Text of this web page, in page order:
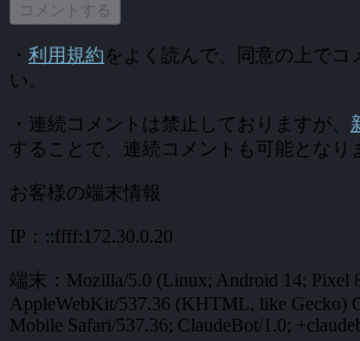
コメントする
・ 利用規約をよく読んで、同意の上でコ
い。
・連続コメントは禁止しておりますが、
することで、連続コメントも可能となり
お客様の端末情報
IP：::ffff:172.30.0.20
端末：Mozilla/5.0 (Linux; Android 14; Pixel
AppleWebKit/537.36 (KHTML, like Gecko)
Mobile Safari/537.36; ClaudeBot/1.0;